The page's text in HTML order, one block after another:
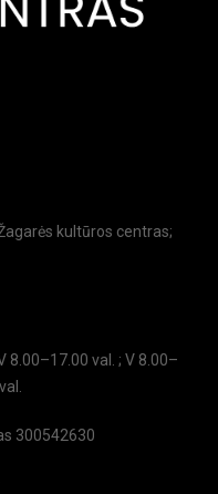
kultūros centras;
8.00–17.00 val. ; V 8.00–
300542630